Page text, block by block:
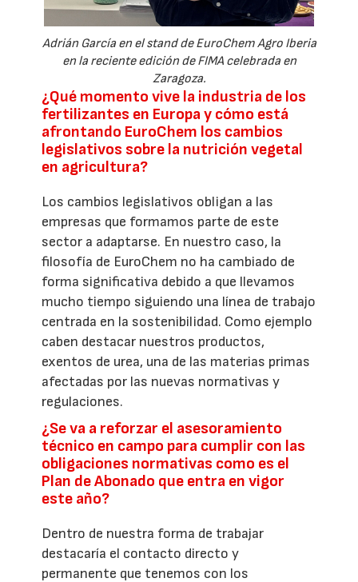
Adrián García en el stand de EuroChem Agro Iberia
en la reciente edición de FIMA celebrada en
Zaragoza.
¿Qué momento vive la industria de los
fertilizantes en Europa y cómo está
afrontando EuroChem los cambios
legislativos sobre la nutrición vegetal
en agricultura?
Los cambios legislativos obligan a las
empresas que formamos parte de este
sector a adaptarse. En nuestro caso, la
filosofía de EuroChem no ha cambiado de
forma significativa debido a que llevamos
mucho tiempo siguiendo una línea de trabajo
centrada en la sostenibilidad. Como ejemplo
caben destacar nuestros productos,
exentos de urea, una de las materias primas
afectadas por las nuevas normativas y
regulaciones.
¿Se va a reforzar el asesoramiento
técnico en campo para cumplir con las
obligaciones normativas como es el
Plan de Abonado que entra en vigor
este año?
Dentro de nuestra forma de trabajar
destacaría el contacto directo y
permanente que tenemos con los